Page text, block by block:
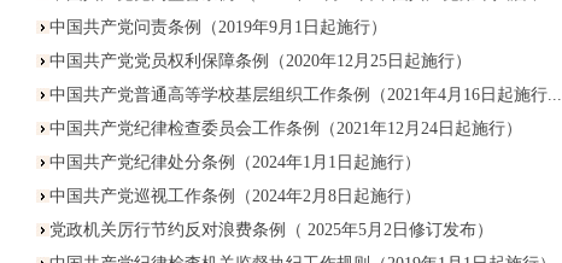
中国共产党问责条例（2019年9月1日起施行）
中国共产党党员权利保障条例（2020年12月25日起施行）
中国共产党普通高等学校基层组织工作条例（2021年4月16日起施行...
中国共产党纪律检查委员会工作条例（2021年12月24日起施行）
中国共产党纪律处分条例（2024年1月1日起施行）
中国共产党巡视工作条例（2024年2月8日起施行）
党政机关厉行节约反对浪费条例（ 2025年5月2日修订发布）